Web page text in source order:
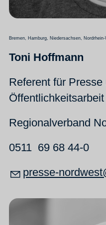
Bremen, Hamburg, Niedersachsen,
Toni Hoffmann
Referent für Presse
Öffentlichkeitsarbeit
Regionalverband
0511 69 68 44-0
pr ss -n rdw st